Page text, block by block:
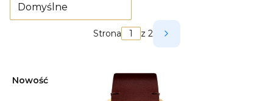
Domyślne
Strona z 2 Następne produkty
Nowość